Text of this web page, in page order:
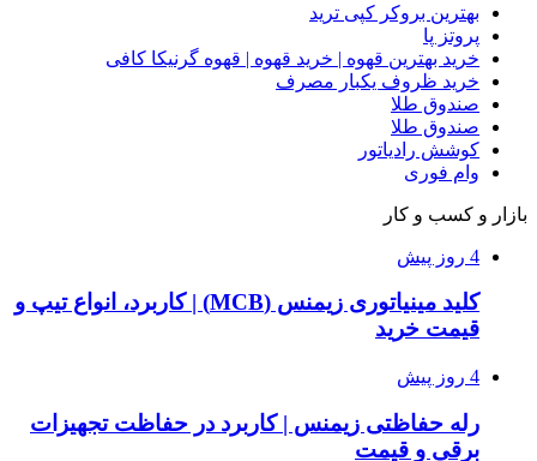
بهترین بروکر کپی ترید
پروتز پا
خرید بهترین قهوه | خرید قهوه | قهوه گرنیکا کافی
خرید ظروف یکبار مصرف
صندوق طلا
صندوق طلا
کوشش رادیاتور
وام فوری
بازار و کسب و کار
4 روز پیش
کلید مینیاتوری زیمنس (MCB) | کاربرد، انواع تیپ و
قیمت خرید
4 روز پیش
رله حفاظتی زیمنس | کاربرد در حفاظت تجهیزات
برقی و قیمت